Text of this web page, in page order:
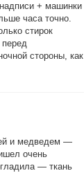
+ машинки
часа точно.
стирок
стороны, как
и медведем —
очень
— ткань